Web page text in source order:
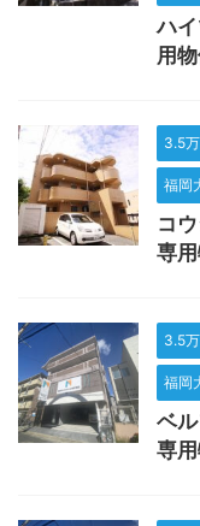
ハ
用物
3.5
福岡
コ
専用
3.5
福岡
ベ
専用